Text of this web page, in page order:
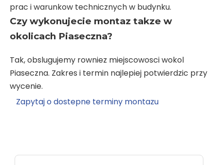
prac i warunkow technicznych w budynku.
Czy wykonujecie montaz takze w
okolicach Piaseczna?
Tak, obslugujemy rowniez miejscowosci wokol
Piaseczna. Zakres i termin najlepiej potwierdzic przy
wycenie.
Zapytaj o dostepne terminy montazu